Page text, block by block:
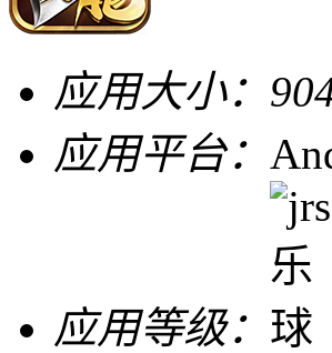
应用大小：
应用平台：
应用等级：